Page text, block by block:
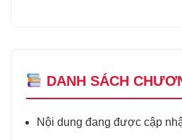
DANH SÁCH
Nội dung đang được cập